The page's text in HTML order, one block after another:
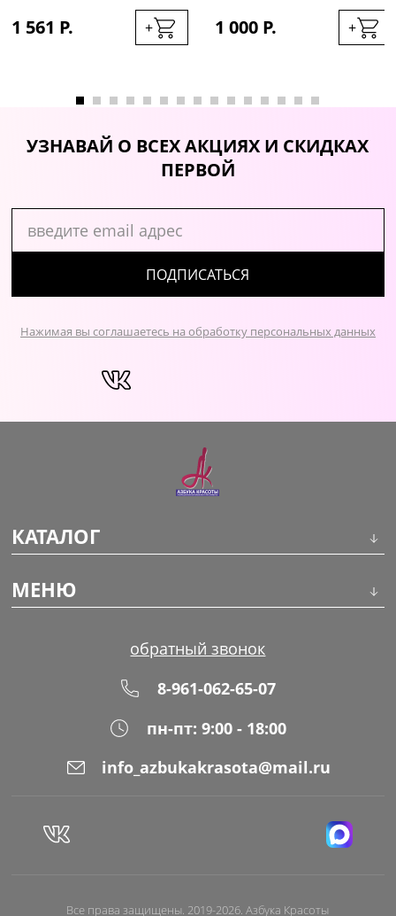
1 561 Р. + 1 000 Р. +
УЗНАВАЙ О ВСЕХ АКЦИЯХ И СКИДКАХ
ПЕРВОЙ
ПОДПИСАТЬСЯ
Нажимая вы соглашаетесь на обработку персональных данных
КАТАЛОГ
Макияж
МЕНЮ
Оплата
обратный звонок
8-961-062-65-07
пн-пт: 9:00 - 18:00
info_azbukakrasota@mail.ru
Все права защищены. 2019-2026. Азбука Красоты